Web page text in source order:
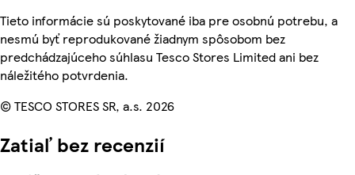
Tieto informácie sú poskytované iba pre osobnú potrebu, a
nesmú byť reprodukované žiadnym spôsobom bez
predchádzajúceho súhlasu Tesco Stores Limited ani bez
náležitého potvrdenia.
© TESCO STORES SR, a.s. 2026
Zatiaľ bez recenzií